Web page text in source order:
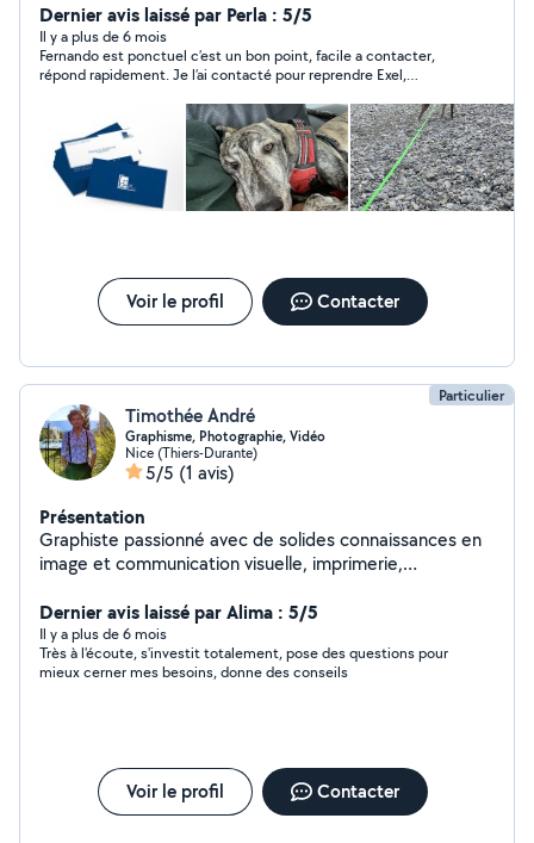
Dernier avis laissé par Perla : 5/5
Il y a plus de 6 mois
Fernando est ponctuel c’est un bon point, facile a contacter,
répond rapidement. Je l’ai contacté pour reprendre Exel,
recommande vivement.
Voir le profil Contacter
Particulier
Timothée André
Graphisme, Photographie, Vidéo
Nice (Thiers-Durante)
5/5 (1 avis)
Présentation
Graphiste passionné avec de solides connaissances en
image et communication visuelle, imprimerie,
pédagogue. (Fluent in English, if it helps). DISPONIBLE
pour : · BRANDING : Identité de marque, stratégie,
charte graphique, logo. · PHOTO et VIDÉO : Shooting
photo, retouches complètes, montage vidéo. · PRINT :
rapport de stage, etc. · CALLIGRAPHIE : Carte de
vœux, invitation, mariage, faire-part, cadeau. · RÉSEAUX
Dernier avis laissé par Alima : 5/5
Il y a plus de 6 mois
Très à l'écoute, s'investit totalement, pose des questions pour
mieux cerner mes besoins, donne des conseils
Voir le profil Contacter